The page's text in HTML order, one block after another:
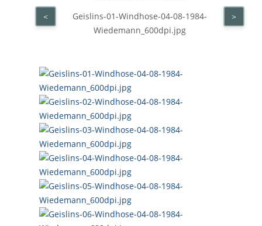
Geislins-01-Windhose-04-08-1984-
Wiedemann_600dpi.jpg
< >